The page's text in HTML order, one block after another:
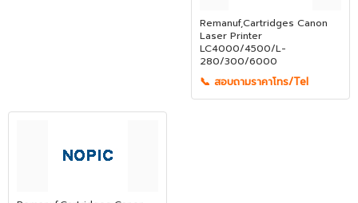
Remanuf,Cartridges Canon
Laser Printer
LC4000/4500/L-
280/300/6000
📞 สอบถามราคาโทร/Tel